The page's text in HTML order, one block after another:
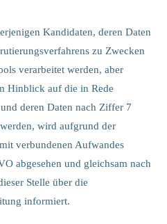
Kandidaten, deren Daten
zu Zwecken
verarbeitet werden, aber
Hinblick auf die in Rede
deren Daten nach Ziffer 7
wird aufgrund der
verbundenen Aufwandes
abgesehen und gleichsam nach
Stelle über die
informiert.